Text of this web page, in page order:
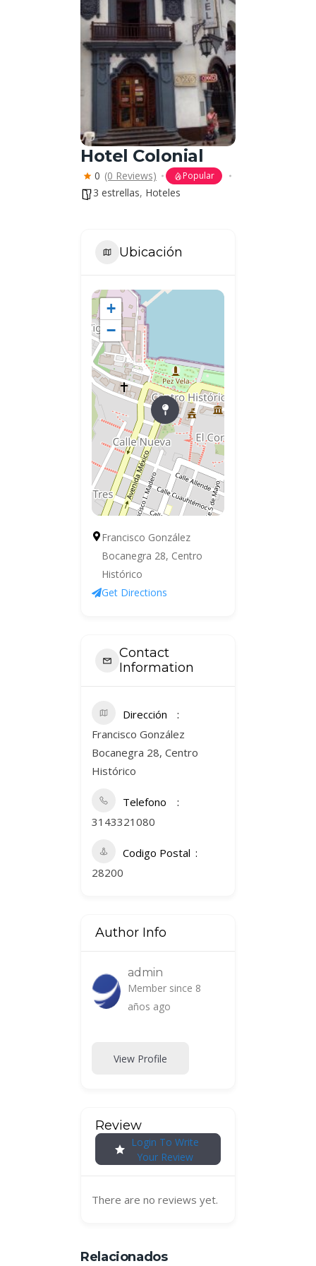
Hotel Colonial
0 (0 Reviews) Popular
3 estrellas, Hoteles
Ubicación
+
−
Francisco González
Bocanegra 28, Centro
Histórico
Get Directions
Contact
Information
Dirección
Francisco González
Bocanegra 28, Centro
Histórico
Telefono
3143321080
Codigo Postal
28200
Author Info
admin
Member since 8
años ago
View Profile
Review
Login To Write
Your Review
There are no reviews yet.
Relacionados